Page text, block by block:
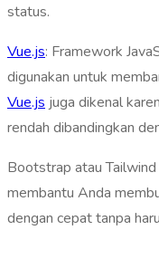
status.
Vue.js: Framework
digunakan untuk
Vue.js juga dikenal
rendah dibandingkan
Bootstrap atau
membantu Anda
dengan cepat tanpa